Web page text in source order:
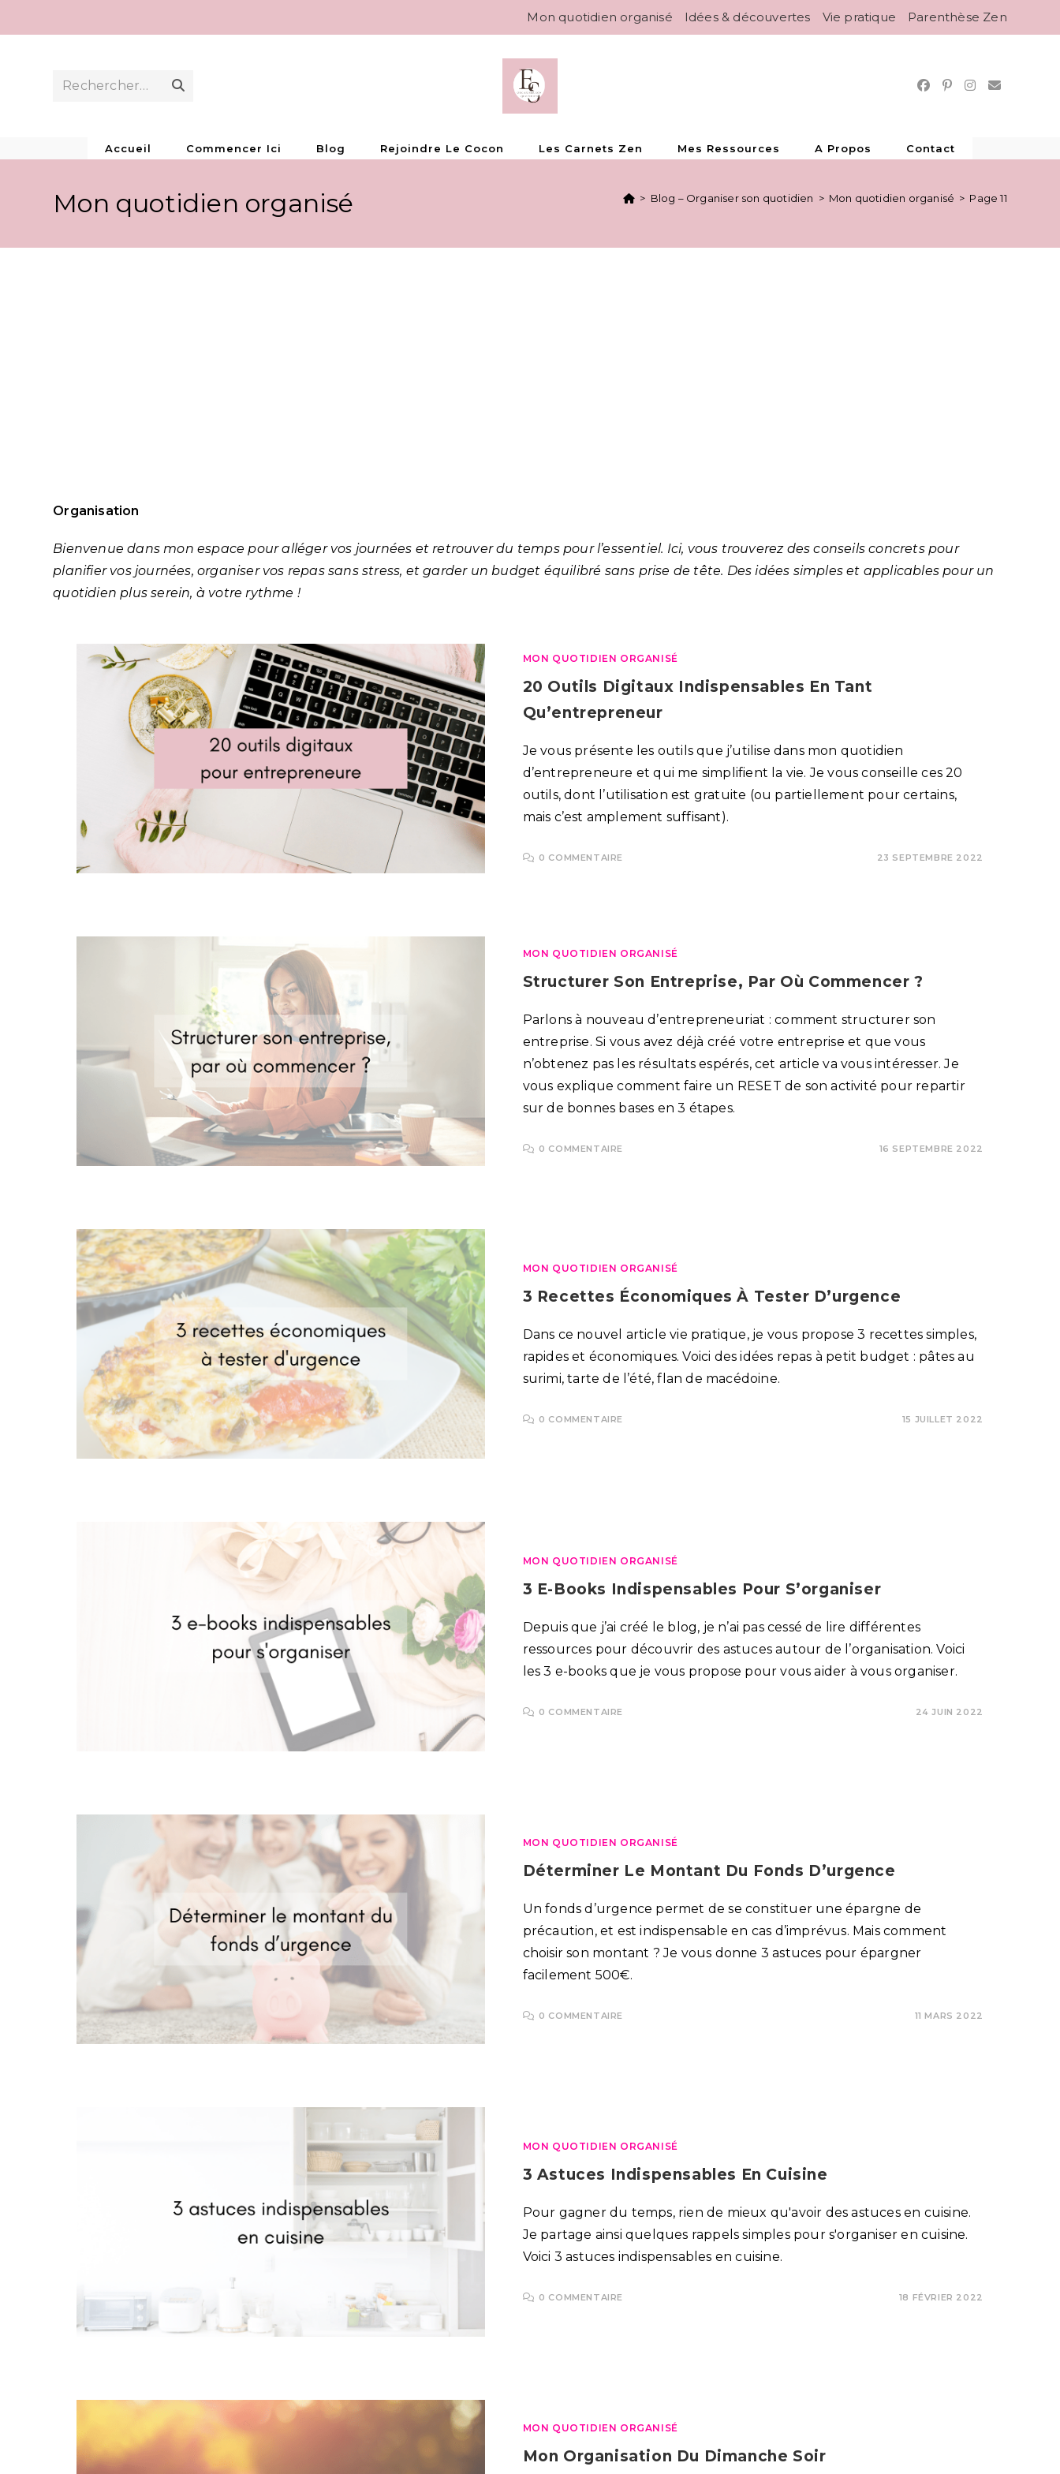
Mon quotidien organisé Idées & découvertes Vie pratique Parenthèse Zen
Rechercher…
recherche
Accueil Commencer Ici Blog Rejoindre Le Cocon Les Carnets Zen Mes Ressources A Propos Contact
Mon quotidien organisé > Blog – Organiser son quotidien > Mon quotidien organisé > Page 11
Organisation
Bienvenue dans mon espace pour alléger vos journées et retrouver du temps pour l’essentiel. Ici, vous trouverez des conseils concrets pour
planifier vos journées, organiser vos repas sans stress, et garder un budget équilibré sans prise de tête. Des idées simples et applicables pour un
quotidien plus serein, à votre rythme !
MON QUOTIDIEN ORGANISÉ
20 Outils Digitaux Indispensables En Tant
Qu’entrepreneur
Je vous présente les outils que j’utilise dans mon quotidien
d’entrepreneure et qui me simplifient la vie. Je vous conseille ces 20
outils, dont l’utilisation est gratuite (ou partiellement pour certains,
mais c’est amplement suffisant).
0 COMMENTAIRE 23 SEPTEMBRE 2022
MON QUOTIDIEN ORGANISÉ
Structurer Son Entreprise, Par Où Commencer ?
Parlons à nouveau d’entrepreneuriat : comment structurer son
entreprise. Si vous avez déjà créé votre entreprise et que vous
n’obtenez pas les résultats espérés, cet article va vous intéresser. Je
vous explique comment faire un RESET de son activité pour repartir
sur de bonnes bases en 3 étapes.
0 COMMENTAIRE 16 SEPTEMBRE 2022
MON QUOTIDIEN ORGANISÉ
3 Recettes Économiques À Tester D’urgence
Dans ce nouvel article vie pratique, je vous propose 3 recettes simples,
rapides et économiques. Voici des idées repas à petit budget : pâtes au
surimi, tarte de l’été, flan de macédoine.
0 COMMENTAIRE 15 JUILLET 2022
MON QUOTIDIEN ORGANISÉ
3 E-Books Indispensables Pour S’organiser
Depuis que j’ai créé le blog, je n’ai pas cessé de lire différentes
ressources pour découvrir des astuces autour de l’organisation. Voici
les 3 e-books que je vous propose pour vous aider à vous organiser.
0 COMMENTAIRE 24 JUIN 2022
MON QUOTIDIEN ORGANISÉ
Déterminer Le Montant Du Fonds D’urgence
Un fonds d’urgence permet de se constituer une épargne de
précaution, et est indispensable en cas d’imprévus. Mais comment
choisir son montant ? Je vous donne 3 astuces pour épargner
facilement 500€.
0 COMMENTAIRE 11 MARS 2022
MON QUOTIDIEN ORGANISÉ
3 Astuces Indispensables En Cuisine
Pour gagner du temps, rien de mieux qu'avoir des astuces en cuisine.
Je partage ainsi quelques rappels simples pour s'organiser en cuisine.
Voici 3 astuces indispensables en cuisine.
0 COMMENTAIRE 18 FÉVRIER 2022
MON QUOTIDIEN ORGANISÉ
Mon Organisation Du Dimanche Soir